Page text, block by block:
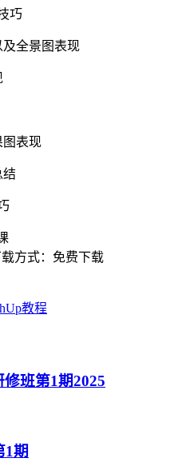
巧
全景图表现
图表现
结
方式：免费下载
教程
班第1期2025
期